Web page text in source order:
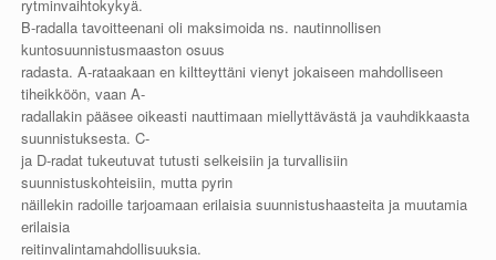
rytminvaihtokykyä.
B-radalla tavoitteenani oli maksimoida ns. nautinnollisen
kuntosuunnistusmaaston osuus
radasta. A-rataakaan en kiltteyttäni vienyt jokaiseen mahdolliseen
tiheikköön, vaan A-
radallakin pääsee oikeasti nauttimaan miellyttävästä ja vauhdikkaasta
suunnistuksesta. C-
ja D-radat tukeutuvat tutusti selkeisiin ja turvallisiin
suunnistuskohteisiin, mutta pyrin
näillekin radoille tarjoamaan erilaisia suunnistushaasteita ja muutamia
erilaisia
reitinvalintamahdollisuuksia.